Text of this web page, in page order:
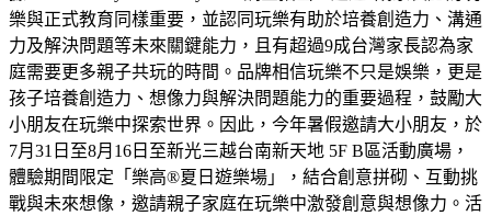
樂與正式教育同樣重要，並認同玩樂有助於培養創造力、溝通
力及解決問題等未來關鍵能力，且有超過9成台灣家長認為家
庭需要更多親子共玩的時間。品牌相信玩樂不只是娛樂，更是
孩子培養創造力、想像力與解決問題能力的重要過程，鼓勵大
小朋友在玩樂中探索世界。因此，今年暑假邀請大小朋友，於
7月31日至8月16日至新光三越台南新天地 5F B區活動廣場，
體驗期間限定「樂高®夏日遊樂場」，結合創意拼砌、互動挑
戰與未來想像，邀請親子家庭在玩樂中激發創意與想像力。活